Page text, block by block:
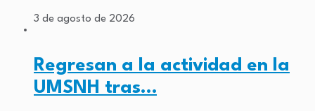
3 de agosto de 2026
Regresan a la actividad en la
UMSNH tras…